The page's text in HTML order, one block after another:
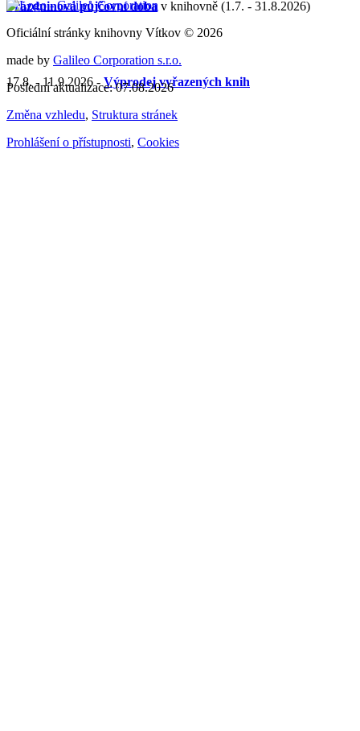
Prázdninová půjčovní dobav knihovně (1.7. - 31.8.2026)
17.8. - 11.9.2026 -Výprodej vyřazených knih
Oficiální stránky knihovny Vítkov © 2026
made by Galileo Corporation s.r.o.
Poslední aktualizace: 07.08.2026
Změna vzhledu, Struktura stránek
Prohlášení o přístupnosti, Cookies